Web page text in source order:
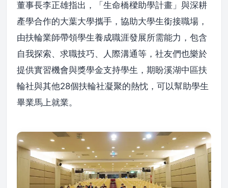
董事長李正雄指出，「生命橋樑助學計畫」與深耕
產學合作的大葉大學攜手，協助大學生銜接職場，
由扶輪業師帶領學生養成職涯發展所需能力，包含
自我探索、求職技巧、人際溝通等，社友們也樂於
提供實習機會與獎學金支持學生，期盼溪湖中區扶
輪社與其他28個扶輪社凝聚的熱忱，可以幫助學生
畢業馬上就業。